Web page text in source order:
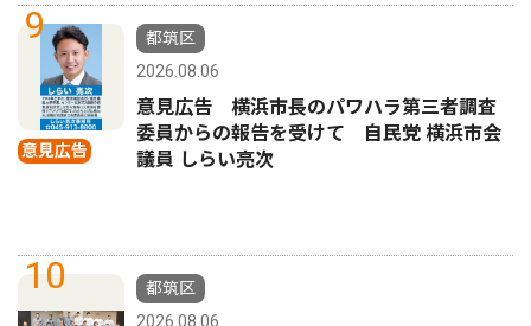
9
意見広告
都筑区
2026.08.06
意見広告 横浜市長のパワハラ第三者調査
委員からの報告を受けて 自民党 横浜市会
議員 しらい亮次
10
都筑区
2026.08.06